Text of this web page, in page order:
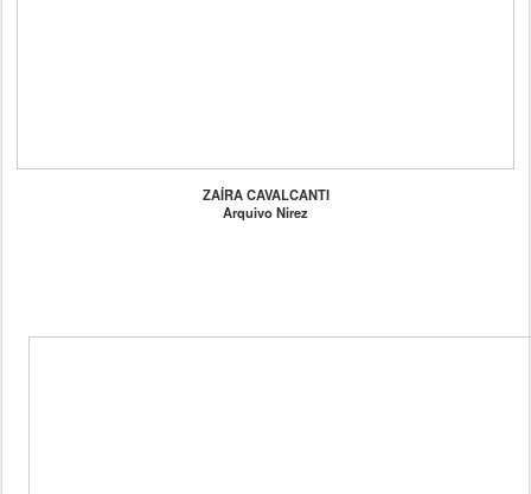
ZAÍRA CAVALCANTI
Arquivo Nirez